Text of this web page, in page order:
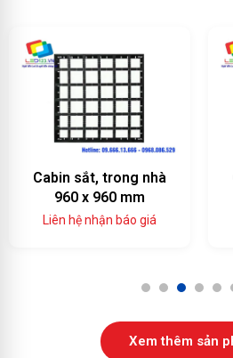
Cabin sắt, trong nhà
960 x 960 mm
Liên hệ nhận báo giá
1 2 3 4 5
Xem thêm sản